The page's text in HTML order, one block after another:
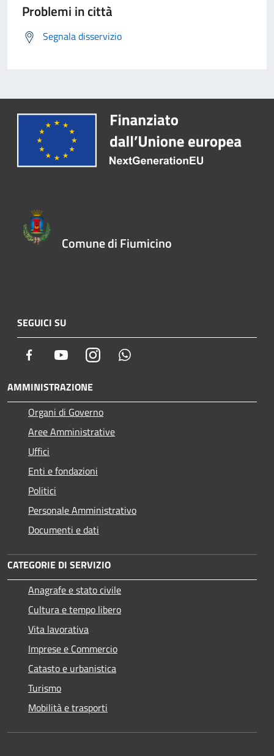
Problemi in città
Segnala disservizio
Comune di Fiumicino
SEGUICI SU
Facebook YoutubeInstagram
AMMINISTRAZIONE
Organi di Governo
Aree Amministrative
Uffici
Enti e fondazioni
Politici
Personale Amministrativo
Documenti e dati
CATEGORIE DI SERVIZIO
Anagrafe e stato civile
Cultura e tempo libero
Vita lavorativa
Imprese e Commercio
Catasto e urbanistica
Turismo
Mobilità e trasporti